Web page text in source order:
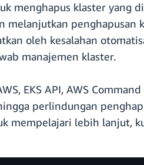
menghapus klaster yang
penghapusan
oleh kesalahan
manajemen klaster.
EKS API, AWS
perlindungan
mempelajari lebih lanjut,